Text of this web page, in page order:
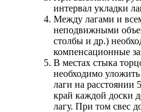
интервал укладки
Между лагами и
неподвижными
столбы и др.)
компенсационные
В местах стыка
необходимо
лаги на расстоянии
край каждой доски
лагу. При том свес